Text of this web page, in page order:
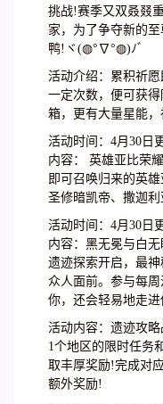
挑战!赛季又双叒叕
家，为了争夺新的
鸭!ヾ(◍°∇°◍)ﾉﾞ
活动介绍：累积祈
一定次数，便可获
箱，更有大量星能
活动时间：4月30
内容： 英雄亚比荣
即可召唤归来的英
圣修暗凯帝、撒迦
活动时间：4月30
内容：黑无冕与白
遗迹探索开启，最
众人面前。参与每
你，还会轻易地走进
活动内容：遗迹攻
1个地区的限时任务
取丰厚奖励!完成对
额外奖励!